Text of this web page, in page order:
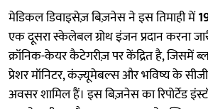
मेडिकल डिवाइसेज़ बिज़नेस ने इस तिमाही में
एक दूसरा स्केलेबल ग्रोथ इंजन प्रदान करना
क्रॉनिक-केयर कैटेगरीज़ पर केंद्रित है, जिसमें
प्रेशर मॉनिटर, कंज़्यूमेबल्स और भविष्य के
अवसर शामिल हैं। इस बिज़नेस का रिपोर्टेड